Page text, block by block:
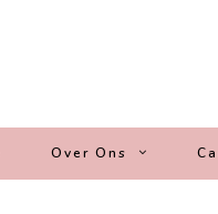
Over Ons